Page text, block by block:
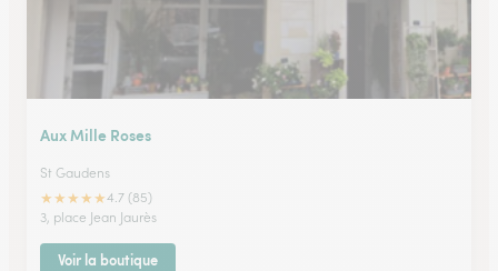
Aux Mille Roses
St Gaudens
★★★★★4.7 (85)
3, place Jean Jaurès
Voir la boutique